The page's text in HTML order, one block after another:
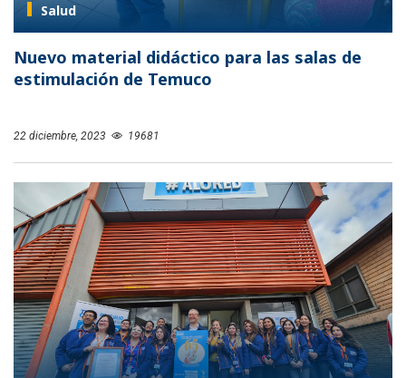
Salud
Nuevo material didáctico para las salas de
estimulación de Temuco
22 diciembre, 2023 19681